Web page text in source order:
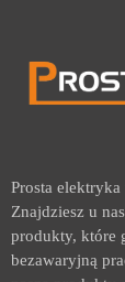
Prosta
Znajdziesz u
produkty, które
bezawaryjną